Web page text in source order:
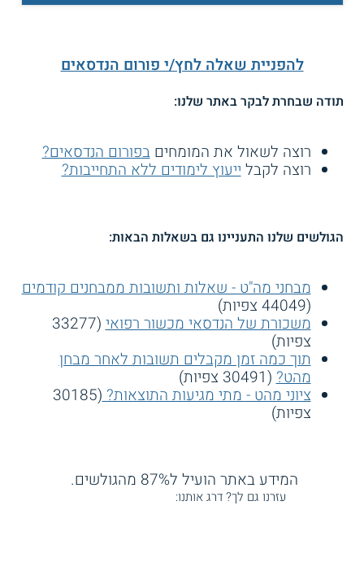
להפניית שאלה לחץ/י פורום הנדסאים
תודה שבחרת לבקר באתר שלנו:
רוצה לשאול את המומחיםבפורום הנדסאים?
רוצה לקבלייעוץ לימודים ללא התחייבות?
הגולשים שלנו התעניינו גם בשאלות הבאות:
מבחני מה"ט - שאלות ותשובות ממבחנים קודמים
(44049 צפיות)
משכורת של הנדסאי מכשור רפואי (33277
צפיות)
תוך כמה זמן מקבלים תשובות לאחר מבחן
מהט?(30491 צפיות)
ציוני מהט - מתי מגיעות התוצאות? (30185
צפיות)
המידע באתר הועיל ל87% מהגולשים.
עזרנו גם לך? דרג אותנו: